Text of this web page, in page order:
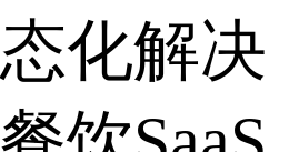
化解决